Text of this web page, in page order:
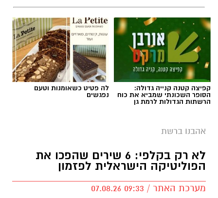
קפיצה קטנה קנייה גדולה:
הסופר השכונתי שמביא את כוח
הרשתות הגדולות לרמת גן
לה פטיט כשאומנות וטעם
נפגשים
אהבנו ברשת
לא רק בקלפי: 6 שירים שהפכו את
הפוליטיקה הישראלית לפזמון
מערכת האתר / 09:33 07.08.26